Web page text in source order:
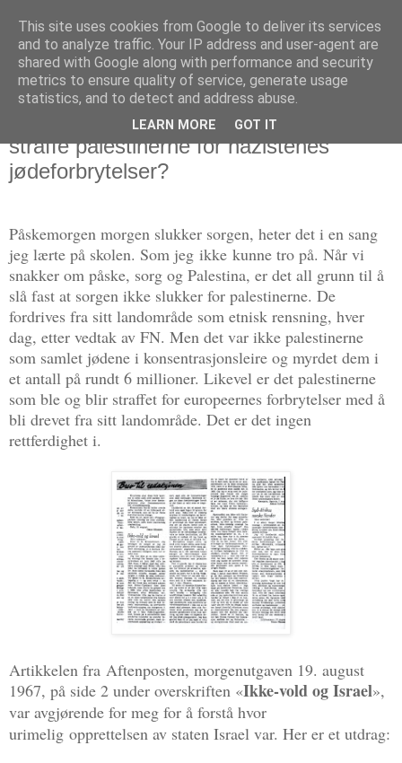
Politikus
søndag 16. april 2017
Påskemorgen slukker sorgen? Hvorfor
straffe palestinerne for nazistenes
jødeforbrytelser?
Påskemorgen morgen slukker sorgen, heter det i en sang
jeg lærte på skolen. Som jeg ikke kunne tro på. Når vi
snakker om påske, sorg og Palestina, er det all grunn til å
slå fast at sorgen ikke slukker for palestinerne. De
fordrives fra sitt landområde som etnisk rensning, hver
dag, etter vedtak av FN. Men det var ikke palestinerne
som samlet jødene i konsentrasjonsleire og myrdet dem i
et antall på rundt 6 millioner. Likevel er det palestinerne
som ble og blir straffet for europeernes forbrytelser med å
bli drevet fra sitt landområde. Det er det ingen
rettferdighet i.
Artikkelen fra Aftenposten, morgenutgaven 19. august
1967, på side 2 under overskriften «Ikke-vold og Israel»,
var avgjørende for meg for å forstå hvor
urimelig opprettelsen av staten Israel var. Her er et utdrag:
This site uses cookies from Google to deliver its services
and to analyze traffic. Your IP address and user-agent are
shared with Google along with performance and security
metrics to ensure quality of service, generate usage
statistics, and to detect and address abuse.
LEARN MORE GOT IT